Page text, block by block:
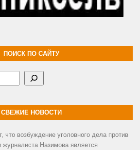
ПОИСК ПО САЙТУ
СВЕЖИЕ НОВОСТИ
что возбуждение уголовного дела против
журналиста Назимова является